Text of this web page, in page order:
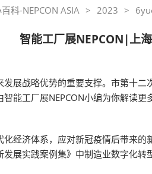
买家
服务
NEPCON ASIA
具身智能拆解区
英国-深圳创新工
科-NEPCON ASIA 2023
智能工厂展NEPCON|上
展战略优势的重要支撑。市第十
能工厂展NEPCON小编为你解读更
经济体系，应对新冠疫情后带来
展实践案例集》中制造业数字化